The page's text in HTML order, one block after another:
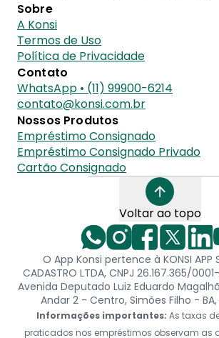
Sobre
A Konsi
Termos de Uso
Política de Privacidade
Contato
WhatsApp • (11) 99900-6214
contato@konsi.com.br
Nossos Produtos
Empréstimo Consignado
Empréstimo Consignado Privado
Cartão Consignado
Voltar ao topo
O App Konsi pertence à KONSI APP
CADASTRO LTDA, CNPJ 26.167.365/
Avenida Deputado Luiz Eduardo
Andar 2 - Centro, Simões Filho -
Informações importantes: As taxas
praticados nos empréstimos observam as